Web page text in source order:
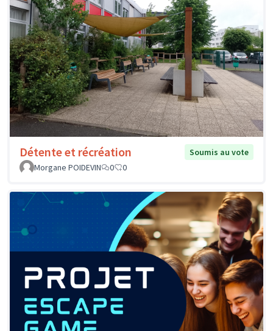
Détente et récréation
Soumis au vote
Morgane POIDEVIN
0 0